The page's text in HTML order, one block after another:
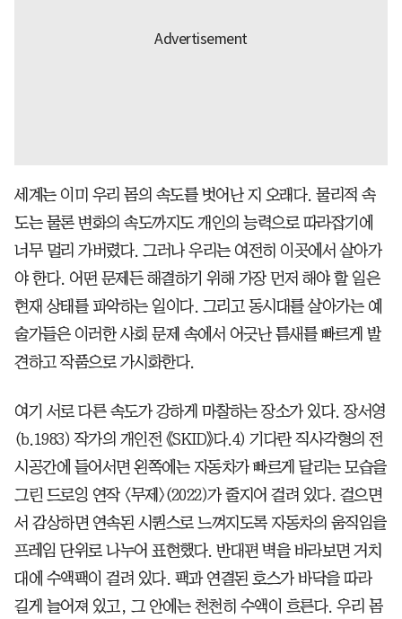
세계는 이미 우리 몸의 속도를 벗어난 지 오래다. 물리적 속
도는 물론 변화의 속도까지도 개인의 능력으로 따라잡기에
너무 멀리 가버렸다. 그러나 우리는 여전히 이곳에서 살아가
야 한다. 어떤 문제든 해결하기 위해 가장 먼저 해야 할 일은
현재 상태를 파악하는 일이다. 그리고 동시대를 살아가는 예
술가들은 이러한 사회 문제 속에서 어긋난 틈새를 빠르게 발
견하고 작품으로 가시화한다.
여기 서로 다른 속도가 강하게 마찰하는 장소가 있다. 장서영
(b.1983) 작가의 개인전 《SKID》다.4) 기다란 직사각형의 전
시공간에 들어서면 왼쪽에는 자동차가 빠르게 달리는 모습을
그린 드로잉 연작 <무제>(2022)가 줄지어 걸려 있다. 걸으면
서 감상하면 연속된 시퀀스로 느껴지도록 자동차의 움직임을
프레임 단위로 나누어 표현했다. 반대편 벽을 바라보면 거치
대에 수액팩이 걸려 있다. 팩과 연결된 호스가 바닥을 따라
길게 늘어져 있고, 그 안에는 천천히 수액이 흐른다. 우리 몸